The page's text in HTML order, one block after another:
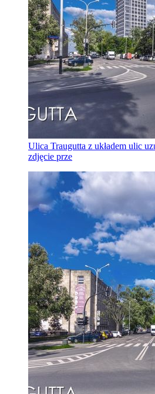
Ulica Traugutta z układem ulic
zdjęcie prze